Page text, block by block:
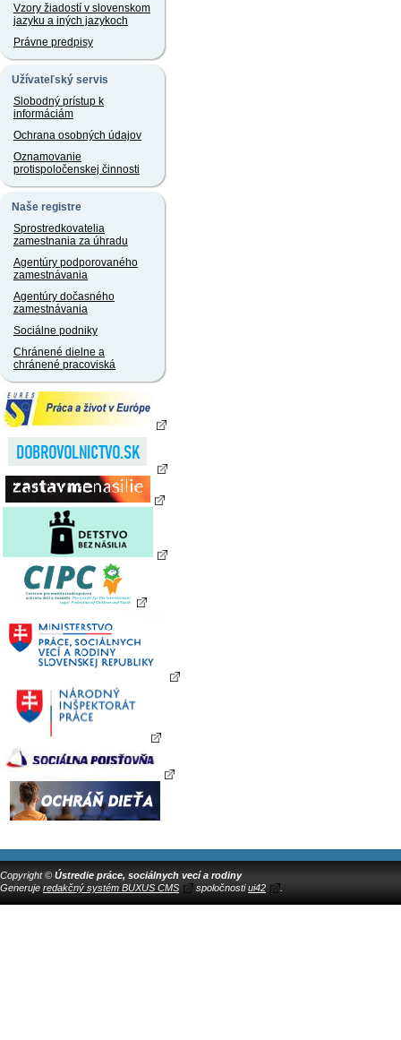
Vzory žiadostí v slovenskom
jazyku a iných jazykoch
Právne predpisy
Užívateľský servis
Slobodný prístup k
informáciám
Ochrana osobných údajov
Oznamovanie
protispoločenskej činnosti
Naše registre
Sprostredkovatelia
zamestnania za úhradu
Agentúry podporovaného
zamestnávania
Agentúry dočasného
zamestnávania
Sociálne podniky
Chránené dielne a
chránené pracoviská
Copyright © Ústredie práce, sociálnych vecí a rodiny
Generuje redakčný systém BUXUS CMS spoločnostiui42